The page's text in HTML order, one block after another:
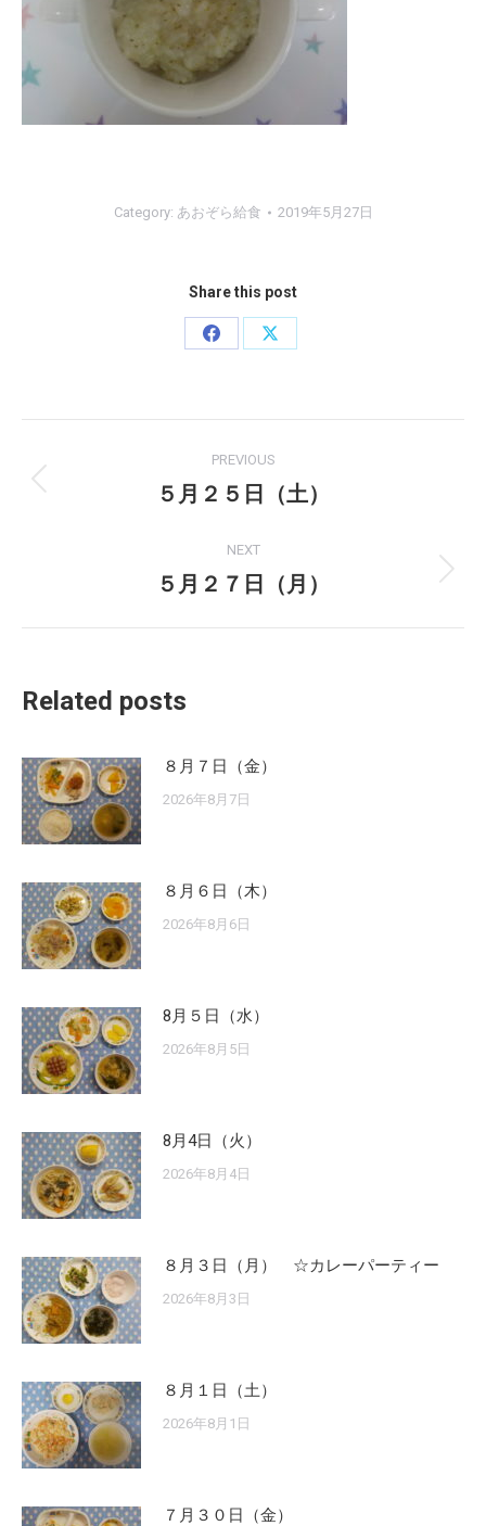
Category: あおぞら給食 2019年5月27日
Share this post
Share
Share
navigation
PREVIOUS
Previous
５月２５日（土）
NEXT
Next
５月２７日（月）
Related posts
８月７日（金）
2026年8月7日
８月６日（木）
2026年8月6日
8月５日（水）
2026年8月5日
8月4日（火）
2026年8月4日
８月３日（月） ☆カレーパーティー
2026年8月3日
８月１日（土）
2026年8月1日
７月３０日（金）